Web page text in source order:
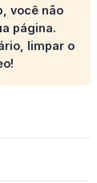
você não
página.
limpar o